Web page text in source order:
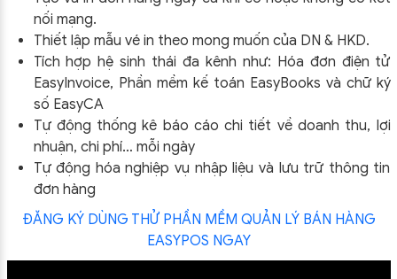
nối mạng.
Thiết lập mẫu vé in theo mong muốn của DN & HKD.
Tích hợp hệ sinh thái đa kênh như: Hóa đơn điện tử
EasyInvoice, Phần mềm kế toán EasyBooks và chữ ký
số EasyCA
Tự động thống kê báo cáo chi tiết về doanh thu, lợi
nhuận, chi phí… mỗi ngày
Tự động hóa nghiệp vụ nhập liệu và lưu trữ thông tin
đơn hàng
ĐĂNG KÝ DÙNG THỬ PHẦN MỀM QUẢN LÝ BÁN HÀNG
EASYPOS NGAY